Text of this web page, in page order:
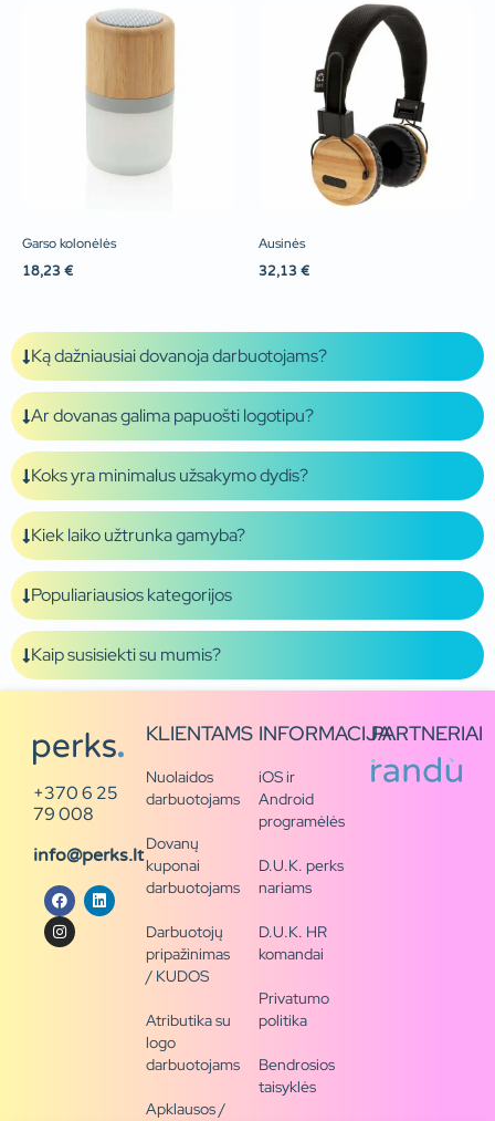
Garso kolonėlės
18,23 €
Ausinės
32,13 €
Ką dažniausiai dovanoja darbuotojams?
Ar dovanas galima papuošti logotipu?
Koks yra minimalus užsakymo dydis?
Kiek laiko užtrunka gamyba?
Populiariausios kategorijos
Kaip susisiekti su mumis?
+370 6 25
79 008
info@perks.lt
KLIENTAMS
Nuolaidos
darbuotojams
Dovanų
kuponai
darbuotojams
Darbuotojų
pripažinimas
/ KUDOS
Atributika su
logo
darbuotojams
Apklausos /
INFORMACIJA
iOS ir
Android
programėlės
D.U.K. perks
nariams
D.U.K. HR
komandai
Privatumo
politika
Bendrosios
taisyklės
PARTNERIAI